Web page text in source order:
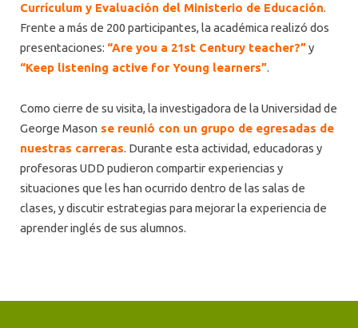
Currículum y Evaluación del Ministerio de Educación.
Frente a más de 200 participantes, la académica realizó dos
presentaciones: “Are you a 21st Century teacher?”y
“Keep listening active for Young learners”.
Como cierre de su visita, la investigadora de la Universidad de
George Mason se reunió con un grupo de egresadas de
nuestras carreras. Durante esta actividad, educadoras y
profesoras UDD pudieron compartir experiencias y
situaciones que les han ocurrido dentro de las salas de
clases, y discutir estrategias para mejorar la experiencia de
aprender inglés de sus alumnos.